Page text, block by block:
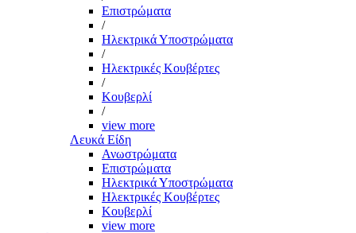
Επιστρώματα
/
Ηλεκτρικά Υποστρώματα
/
Ηλεκτρικές Κουβέρτες
/
Κουβερλί
/
view more
Λευκά Είδη
Ανωστρώματα
Επιστρώματα
Ηλεκτρικά Υποστρώματα
Ηλεκτρικές Κουβέρτες
Κουβερλί
view more